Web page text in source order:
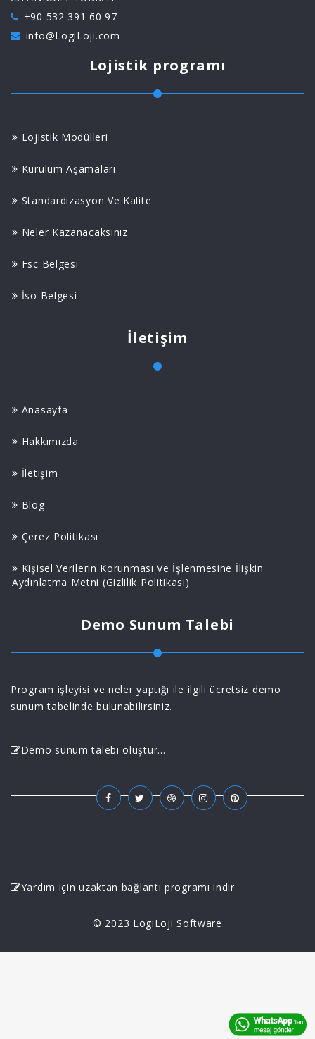
+90 532 391 60 97
info@LogiLoji.com
Lojistik programı
Lojistik Modülleri
Kurulum Aşamaları
Standardizasyon Ve Kalite
Neler Kazanacaksınız
Fsc Belgesi
İso Belgesi
İletişim
Anasayfa
Hakkımızda
İletişim
Blog
Çerez Politikası
Kişisel Verilerin Korunması Ve İşlenmesine İlişkin
Aydınlatma Metni (Gizlilik Politikasi)
Demo Sunum Talebi
Program işleyisi ve neler yaptığı ile ilgili ücretsiz demo
sunum tabelinde bulunabilirsiniz.
Demo sunum talebi oluştur...
Yardım için uzaktan bağlantı programı indir
© 2023 LogiLoji Software